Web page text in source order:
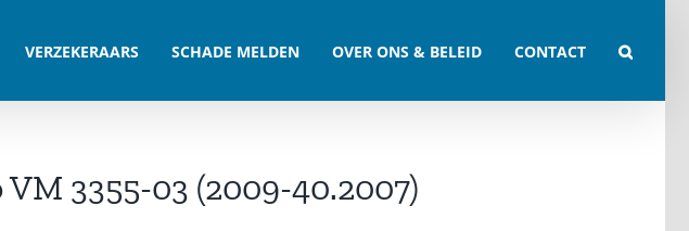
VERZEKERAARS SCHADE MELDEN OVER ONS & BELEID CONTACT
3355-03 (2009-40.2007)